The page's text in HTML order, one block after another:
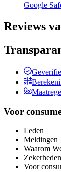
Google
Reviews
Voor
Leden
Meldingen
Waarom
Voor